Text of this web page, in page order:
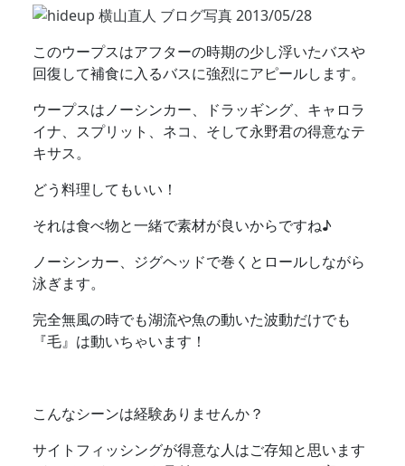
このウープスはアフターの時期の少し浮いたバスや
回復して補食に入るバスに強烈にアピールします。
ウープスはノーシンカー、ドラッギング、キャロラ
イナ、スプリット、ネコ、そして永野君の得意なテ
キサス。
どう料理してもいい！
それは食べ物と一緒で素材が良いからですね♪
ノーシンカー、ジグヘッドで巻くとロールしながら
泳ぎます。
完全無風の時でも湖流や魚の動いた波動だけでも
『毛』は動いちゃいます！
こんなシーンは経験ありませんか？
サイトフィッシングが得意な人はご存知と思います